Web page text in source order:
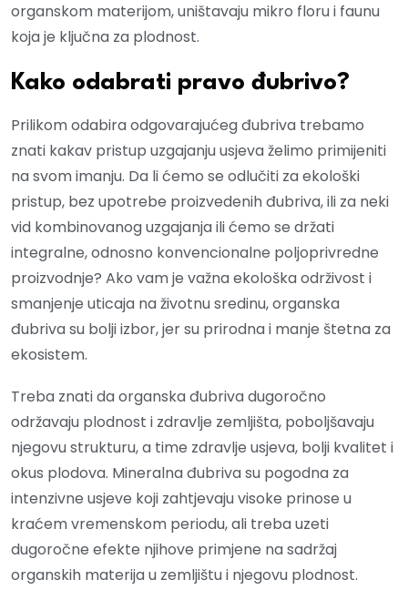
organskom materijom, uništavaju mikro floru i faunu
koja je ključna za plodnost.
Kako odabrati pravo đubrivo?
Prilikom odabira odgovarajućeg đubriva trebamo
znati kakav pristup uzgajanju usjeva želimo primijeniti
na svom imanju. Da li ćemo se odlučiti za ekološki
pristup, bez upotrebe proizvedenih đubriva, ili za neki
vid kombinovanog uzgajanja ili ćemo se držati
integralne, odnosno konvencionalne poljoprivredne
proizvodnje? Ako vam je važna ekološka održivost i
smanjenje uticaja na životnu sredinu, organska
đubriva su bolji izbor, jer su prirodna i manje štetna za
ekosistem.
Treba znati da organska đubriva dugoročno
održavaju plodnost i zdravlje zemljišta, poboljšavaju
njegovu strukturu, a time zdravlje usjeva, bolji kvalitet i
okus plodova. Mineralna đubriva su pogodna za
intenzivne usjeve koji zahtjevaju visoke prinose u
kraćem vremenskom periodu, ali treba uzeti
dugoročne efekte njihove primjene na sadržaj
organskih materija u zemljištu i njegovu plodnost.